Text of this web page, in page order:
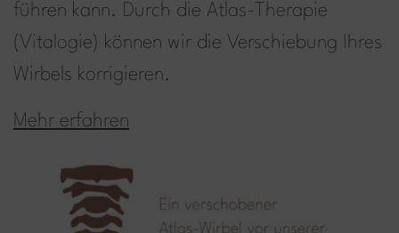
führen kann. Durch die Atlas-Therapie
(Vitalogie) können wir die Verschiebung Ihres
Wirbels korrigieren.
Mehr erfahren